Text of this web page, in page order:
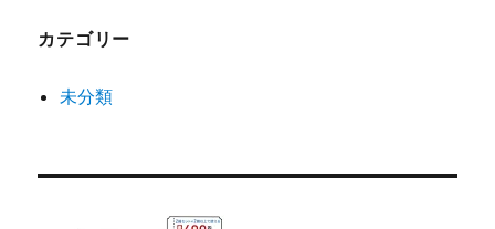
カテゴリー
未分類